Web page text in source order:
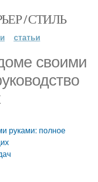
/ СТИЛЬ
статьи
своими
руками: полное